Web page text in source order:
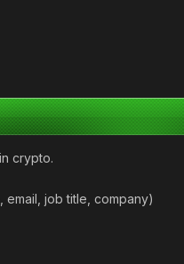
crypto.
email, job title, company)